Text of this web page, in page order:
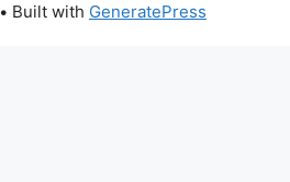
• Built with GeneratePress